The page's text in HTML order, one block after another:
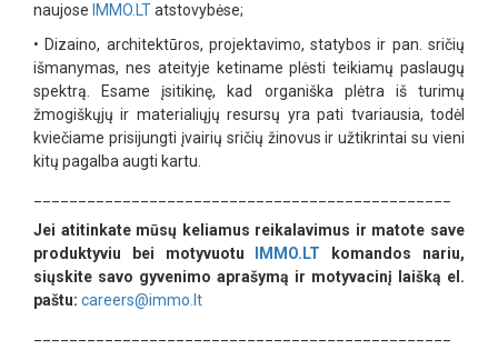
naujose IMMO.LTatstovybėse;
• Dizaino, architektūros, projektavimo, statybos ir pan. sričių
išmanymas, nes ateityje ketiname plėsti teikiamų paslaugų
spektrą. Esame įsitikinę, kad organiška plėtra iš turimų
žmogiškųjų ir materialiųjų resursų yra pati tvariausia, todėl
kviečiame prisijungti įvairių sričių žinovus ir užtikrintai su vieni
kitų pagalba augti kartu.
Jei atitinkate mūsų keliamus reikalavimus ir matote save
produktyviu bei motyvuotu
IMMO.LT komandos nariu,
siųskite savo gyvenimo aprašymą ir motyvacinį laišką el.
paštu: careers@immo.lt